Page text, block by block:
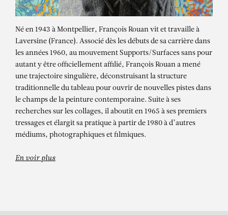
FRANÇOIS ROUAN
Miroirs jumeaux 20
Né en 1943 à Montpellier, François Rouan vit et travaille à
Laversine (France). Associé dès les débuts de sa carrière dans
les années 1960, au mouvement Supports/Surfaces sans pour
autant y être officiellement affilié, François Rouan a mené
une trajectoire singulière, déconstruisant la structure
traditionnelle du tableau pour ouvrir de nouvelles pistes dans
le champs de la peinture contemporaine. Suite à ses
recherches sur les collages, il aboutit en 1965 à ses premiers
tressages et élargit sa pratique à partir de 1980 à d’autres
médiums, photographiques et filmiques.
En voir plus